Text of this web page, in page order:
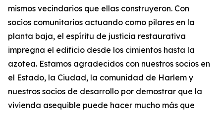
mismos vecindarios que ellas construyeron. Con
socios comunitarios actuando como pilares en la
planta baja, el espíritu de justicia restaurativa
impregna el edificio desde los cimientos hasta la
azotea. Estamos agradecidos con nuestros socios en
el Estado, la Ciudad, la comunidad de Harlem y
nuestros socios de desarrollo por demostrar que la
vivienda asequible puede hacer mucho más que